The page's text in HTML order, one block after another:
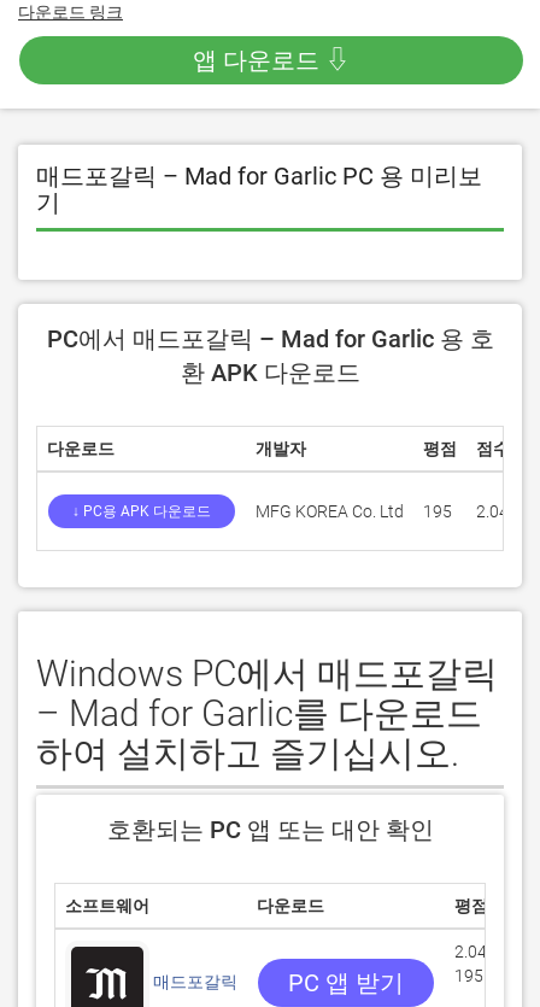
다운로드 링크
앱 다운로드 ⇩
매드포갈릭 – Mad for Garlic PC 용 미리보
기
PC에서 매드포갈릭 – Mad for Garlic 용 호
환 APK 다운로드
다운로드 개발자 평점 점수
↓ PC용 APK 다운로드 MFG KOREA Co. Ltd 195 2.04615
Windows PC에서 매드포갈릭
– Mad for Garlic를 다운로드
하여 설치하고 즐기십시오.
호환되는 PC 앱 또는 대안 확인
소프트웨어 다운로드 평점
매드포갈릭 PC 앱 받기
2.04615/5
195 리뷰